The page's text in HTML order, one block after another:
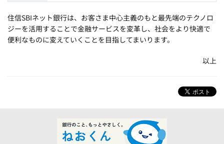
住信SBIネット銀行は、お客さま中心主義のもと最先端のテクノロ
ジーを活用することで金融サービスを変革し、社会をより快適で
便利なものに変えていくことを目指してまいります。
以上